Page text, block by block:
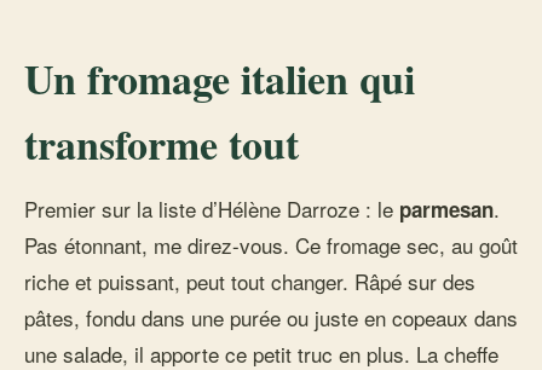
Un fromage italien qui
transforme tout
Premier sur la liste d’Hélène Darroze : le parmesan.
Pas étonnant, me direz-vous. Ce fromage sec, au goût
riche et puissant, peut tout changer. Râpé sur des
pâtes, fondu dans une purée ou juste en copeaux dans
une salade, il apporte ce petit truc en plus. La cheffe